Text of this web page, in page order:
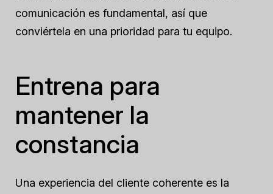
comunicación es fundamental, así que
conviértela en una prioridad para tu equipo.
Entrena para
mantener la
constancia
Una experiencia del cliente coherente es la